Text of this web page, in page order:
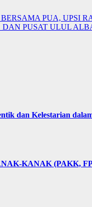
PUA, UPSI
PUSAT ULUL
dan Kelestarian
KANAK (PAKK,